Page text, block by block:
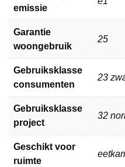
emissie
Garantie
woongebruik
25
Gebruiksklasse
consumenten
23
Gebruiksklasse
project
32
Geschikt voor
ruimte